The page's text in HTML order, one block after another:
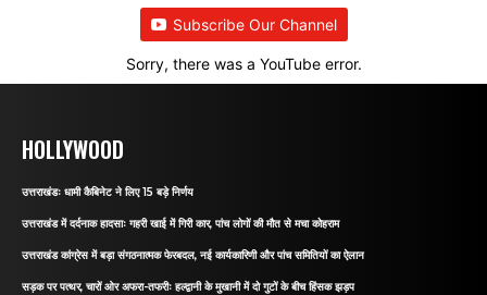
Subscribe Our Channel
Sorry, there was a YouTube error.
HOLLYWOOD
उत्तराखंडः धामी कैबिनेट ने लिए 15 बड़े निर्णय
उत्तराखंड में दर्दनाक हादसाः गहरी खाई में गिरी कार, पांच लोगों की मौत से मचा कोहराम
उत्तराखंड कांग्रेस में बड़ा संगठनात्मक फेरबदल, नई कार्यकारिणी और पांच समितियों का ऐलान
सड़क पर पत्थर, चारों ओर अफरा-तफरीः हल्द्वानी के मुखानी में दो गुटों के बीच हिंसक झड़प